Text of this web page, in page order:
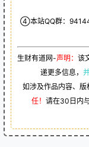
④本站QQ群：
生财有道网-声明： 该
递更多信息，
如涉及作品内容、版
任！ 请在30日内